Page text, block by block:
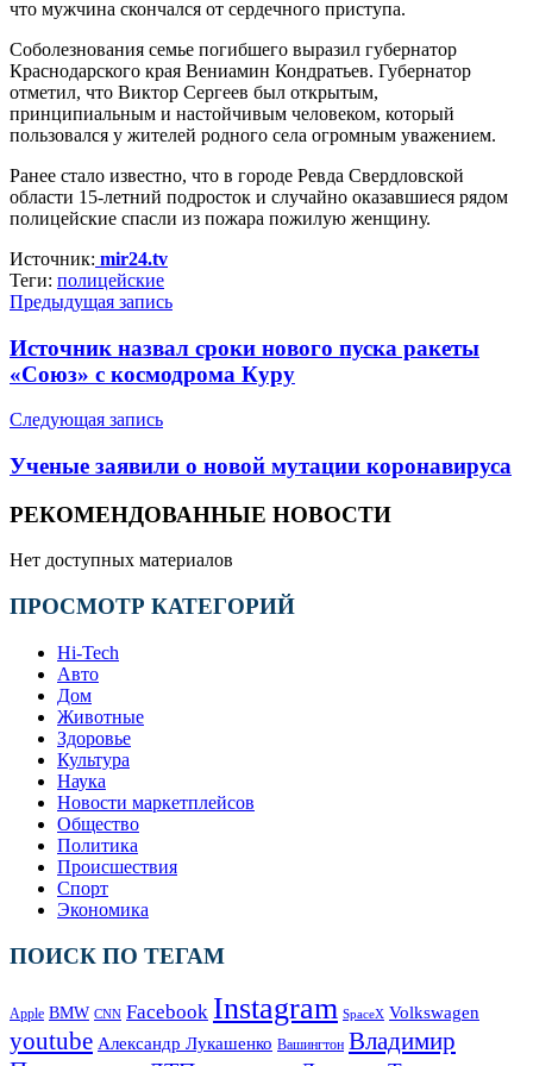
что мужчина скончался от сердечного приступа.
Соболезнования семье погибшего выразил губернатор
Краснодарского края Вениамин Кондратьев. Губернатор
отметил, что Виктор Сергеев был открытым,
принципиальным и настойчивым человеком, который
пользовался у жителей родного села огромным уважением.
Ранее стало известно, что в городе Ревда Свердловской
области 15-летний подросток и случайно оказавшиеся рядом
полицейские спасли из пожара пожилую женщину.
Источник: mir24.tv
Теги: полицейские
Предыдущая запись
Источник назвал сроки нового пуска ракеты
«Союз» с космодрома Куру
Следующая запись
Ученые заявили о новой мутации коронавируса
РЕКОМЕНДОВАННЫЕ НОВОСТИ
Нет доступных материалов
ПРОСМОТР КАТЕГОРИЙ
Hi-Tech
Авто
Дом
Животные
Здоровье
Культура
Наука
Новости маркетплейсов
Общество
Политика
Происшествия
Спорт
Экономика
ПОИСК ПО ТЕГАМ
Apple BMW CNN Facebook Instagram SpaceX Volkswagen
youtube Александр Лукашенко Вашингтон Владимир